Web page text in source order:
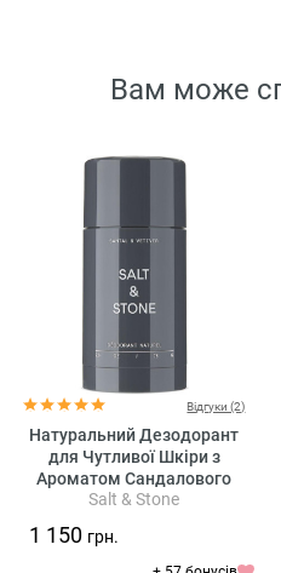
Вам може
Відгуки (2)
Натуральний Дезодорант
для Чутливої Шкіри з
Ароматом Сандалового
Дерева та Ветивера Salt &
Santal & Vetiver Formula №2
(Sensitive Skin)
Salt & Stone
1 150 грн.